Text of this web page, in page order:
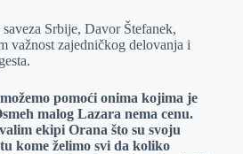
Srbije, Davor Štefanek,
važnost zajedničkog delovanja i
pomoći onima kojima je
malog Lazara nema cenu.
ekipi Orana što su svoju
kome želimo svi da koliko